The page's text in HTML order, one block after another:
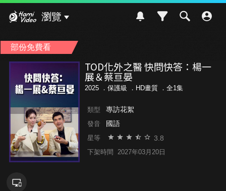
瀏覽
部份免費看
TOD化外之醫 快問快答：楊一
展＆蔡亘晏
2025 ． 保護級 ．HD畫質 ．全1集
類型 專訪花絮
發音 國語
星等 3.8
下架時間 2027年03月20日